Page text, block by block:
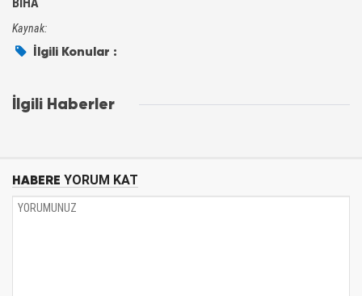
Kaynak:
İlgili Konular :
İlgili Haberler
HABERE YORUM KAT